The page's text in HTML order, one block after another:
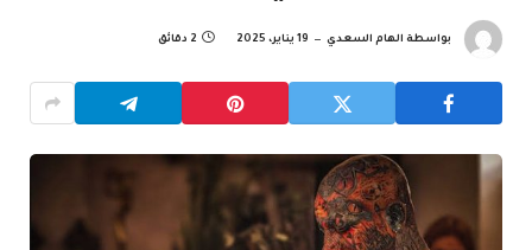
بواسطة الهام السعدي 19 يناير، 2025 2 دقائق